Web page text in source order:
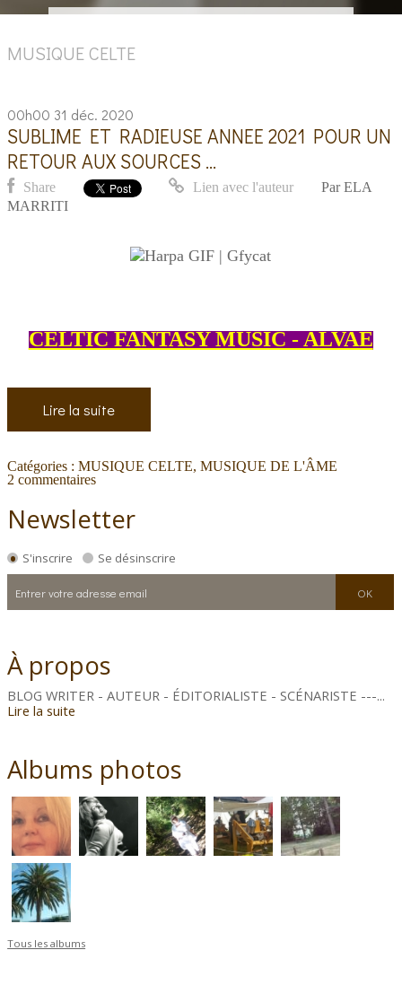
Newsletter
S'inscrire Se désinscrire
À propos
BLOG WRITER - AUTEUR - ÉDITORIALISTE - SCÉNARISTE ---...
Lire la suite
Albums photos
Tous les albums
MUSIQUE CELTE
00h00 31 déc. 2020
SUBLIME ET RADIEUSE ANNEE 2021 POUR UN
RETOUR AUX SOURCES ...
Share Lien avec l'auteur Par ELA
MARRITI
CELTIC FANTASY MUSIC - ALVAE
Lire la suite
Catégories :MUSIQUE CELTE,MUSIQUE DE L'ÂME
2 commentaires